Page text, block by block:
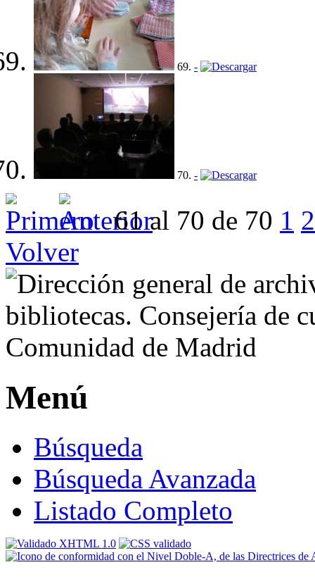
69. -
70. -
61 al 70 de 70 1 2
Volver
Menú
Búsqueda
Búsqueda Avanzada
Listado Completo